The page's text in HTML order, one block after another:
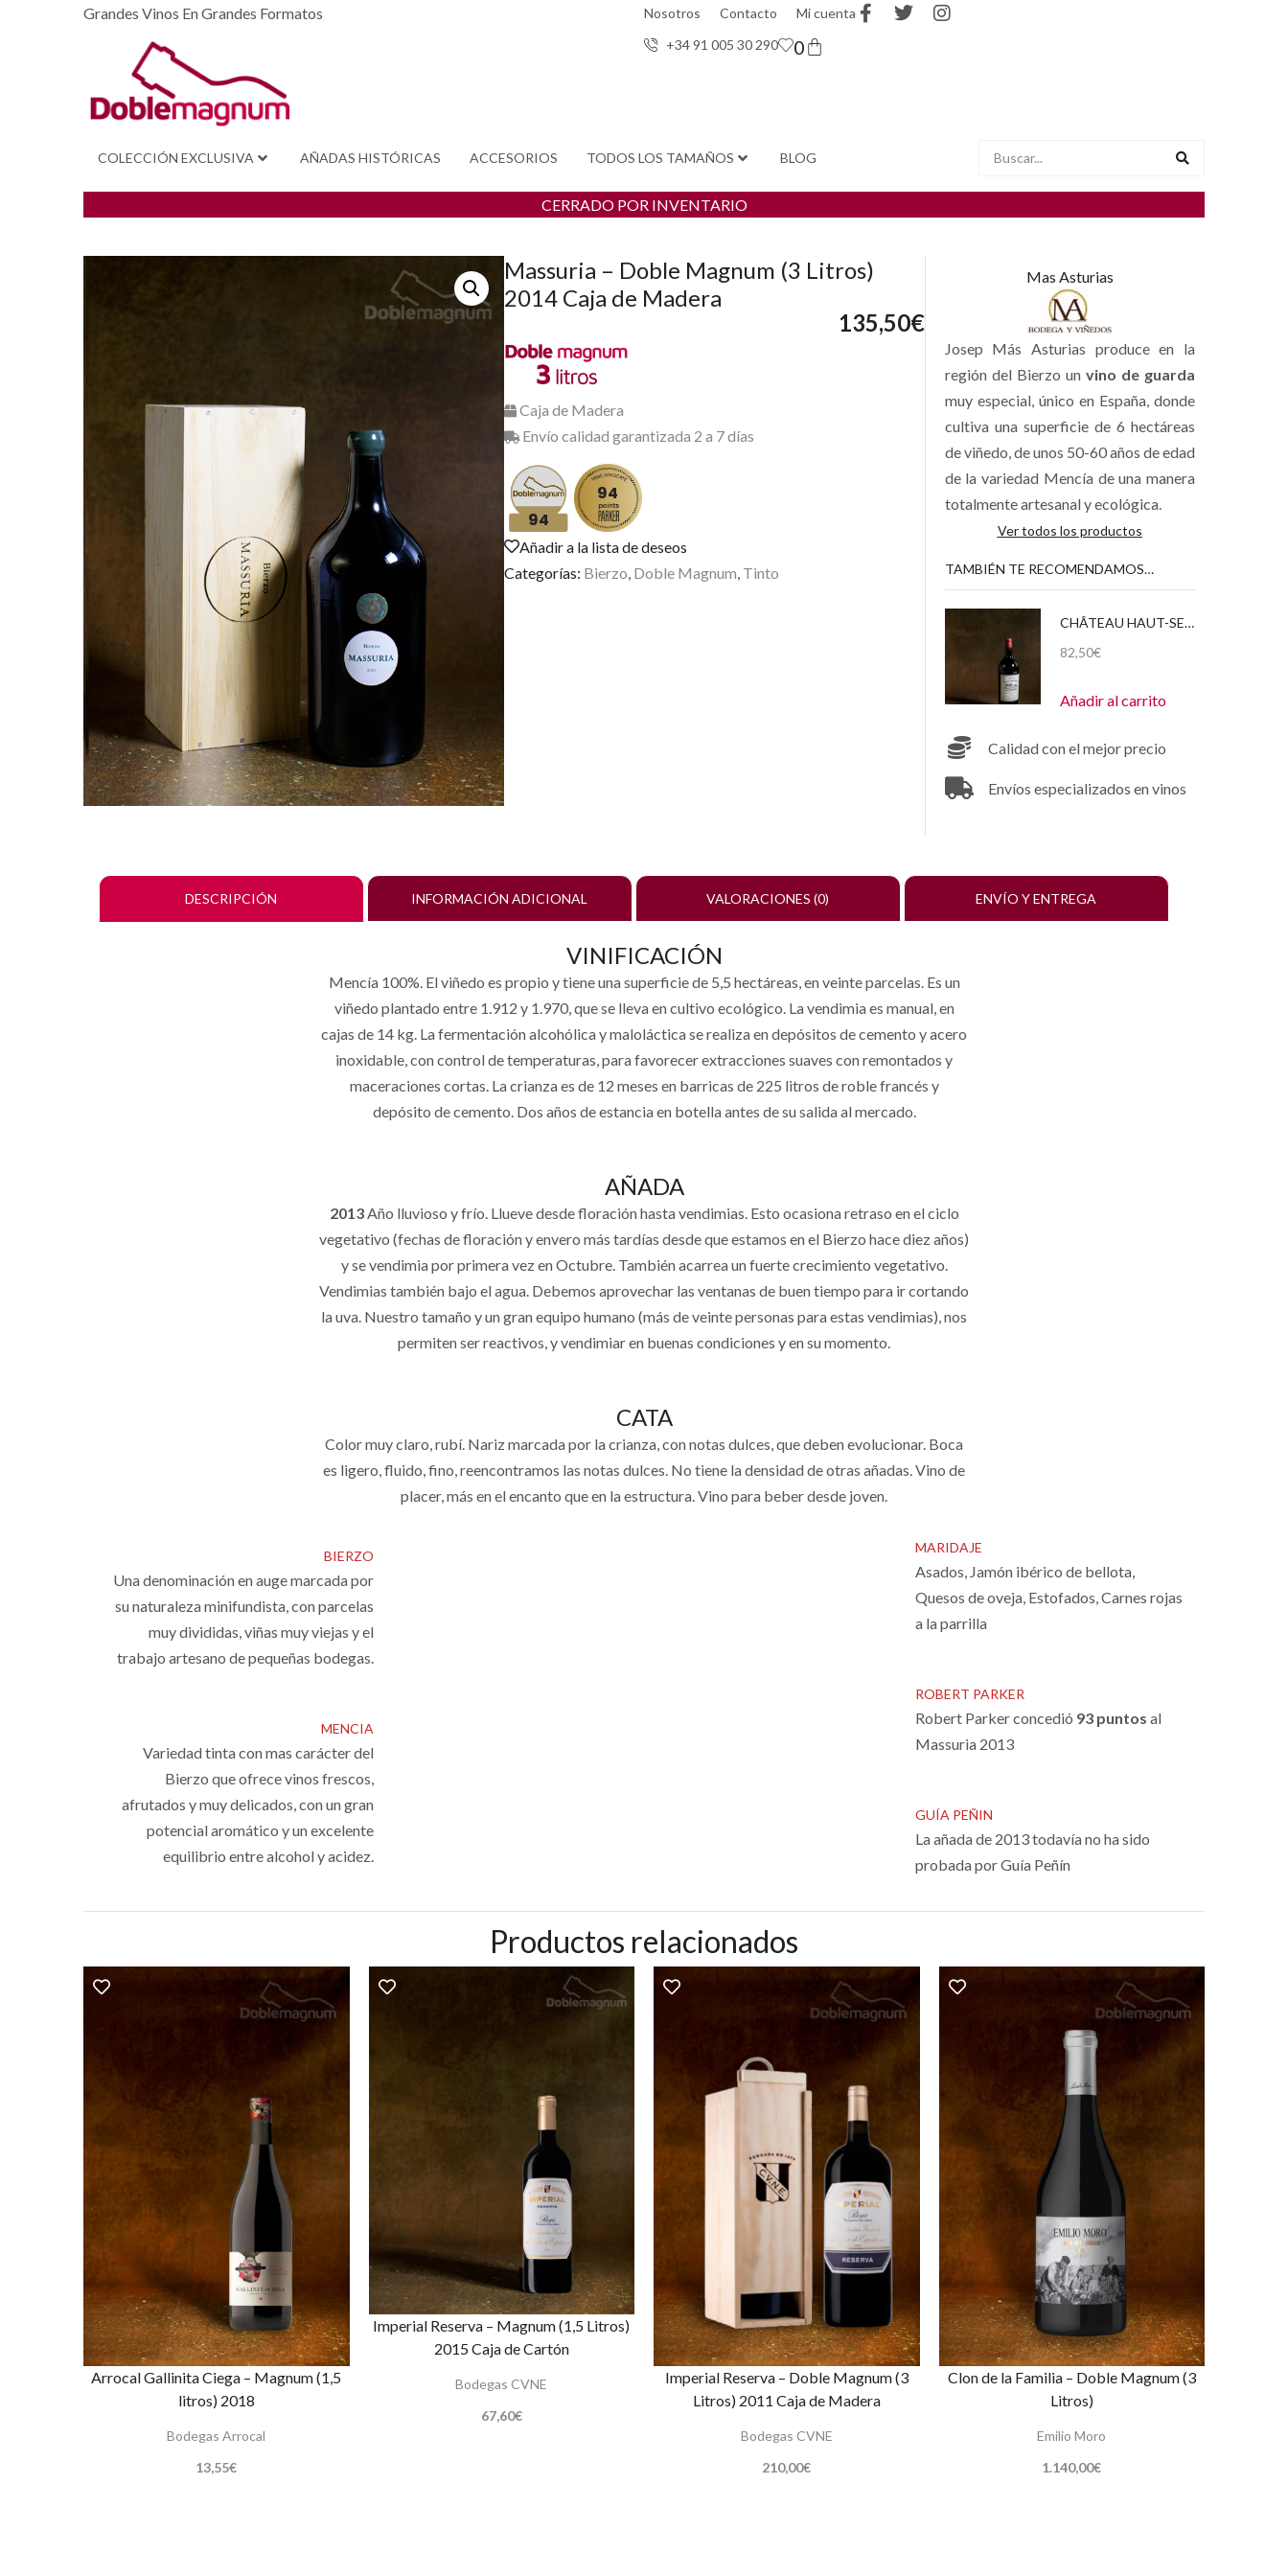
Grandes Vinos En Grandes Formatos Nosotros Contacto
Mi cuenta
+34 91 005 30 290 0
COLECCIÓN EXCLUSIVA AÑADAS HISTÓRICAS ACCESORIOS TODOS LOS TAMAÑOS BLOG
CERRADO POR INVENTARIO
Massuria – Doble Magnum (3 Litros)
2014 Caja de Madera
135,50€
Caja de Madera
Envío calidad garantizada 2 a 7 días
94
94
Añadir a la lista de deseos
Categorías: Bierzo Doble Magnum Tinto
Mas Asturias
Josep Más Asturias produce en la
región del Bierzo un vino de guarda
muy especial, único en España, donde
cultiva una superficie de 6 hectáreas
de viñedo, de unos 50-60 años de edad
de la variedad Mencía de una manera
totalmente artesanal y ecológica.
Ver todos los productos
TAMBIÉN TE RECOMENDAMOS…
CHÂTEAU HAUT-SEGOTTES – MAGNUM (1,5 LITROS) 2012
82,50€
Añadir al carrito
Calidad con el mejor precio
Envíos especializados en vinos
DESCRIPCIÓN INFORMACIÓN ADICIONAL VALORACIONES (0) ENVÍO Y ENTREGA
VINIFICACIÓN
Mencía 100%. El viñedo es propio y tiene una superficie de 5,5 hectáreas, en veinte parcelas. Es un
viñedo plantado entre 1.912 y 1.970, que se lleva en cultivo ecológico. La vendimia es manual, en
cajas de 14 kg. La fermentación alcohólica y maloláctica se realiza en depósitos de cemento y acero
inoxidable, con control de temperaturas, para favorecer extracciones suaves con remontados y
maceraciones cortas. La crianza es de 12 meses en barricas de 225 litros de roble francés y
depósito de cemento. Dos años de estancia en botella antes de su salida al mercado.
AÑADA
2013Año lluvioso y frío. Llueve desde floración hasta vendimias. Esto ocasiona retraso en el ciclo
vegetativo (fechas de floración y envero más tardías desde que estamos en el Bierzo hace diez años)
y se vendimia por primera vez en Octubre. También acarrea un fuerte crecimiento vegetativo.
Vendimias también bajo el agua. Debemos aprovechar las ventanas de buen tiempo para ir cortando
la uva. Nuestro tamaño y un gran equipo humano (más de veinte personas para estas vendimias), nos
permiten ser reactivos, y vendimiar en buenas condiciones y en su momento.
CATA
Color muy claro, rubí. Nariz marcada por la crianza, con notas dulces, que deben evolucionar. Boca
es ligero, fluido, fino, reencontramos las notas dulces. No tiene la densidad de otras añadas. Vino de
placer, más en el encanto que en la estructura. Vino para beber desde joven.
BIERZO
Una denominación en auge marcada por
su naturaleza minifundista, con parcelas
muy divididas, viñas muy viejas y el
trabajo artesano de pequeñas bodegas.
MENCIA
Variedad tinta con mas carácter del
Bierzo que ofrece vinos frescos,
afrutados y muy delicados, con un gran
potencial aromático y un excelente
equilibrio entre alcohol y acidez.
MARIDAJE
Asados, Jamón ibérico de bellota,
Quesos de oveja, Estofados, Carnes rojas
a la parrilla
ROBERT PARKER
Robert Parker concedió 93 puntos al
Massuria 2013
GUÍA PEÑIN
La añada de 2013 todavía no ha sido
probada por Guía Peñín
Productos relacionados
Arrocal Gallinita Ciega – Magnum (1,5
litros) 2018
Bodegas Arrocal
13,55€
Imperial Reserva – Magnum (1,5 Litros)
2015 Caja de Cartón
Bodegas CVNE
67,60€
Imperial Reserva – Doble Magnum (3
Litros) 2011 Caja de Madera
Bodegas CVNE
210,00€
Clon de la Familia – Doble Magnum (3
Litros)
Emilio Moro
1.140,00€